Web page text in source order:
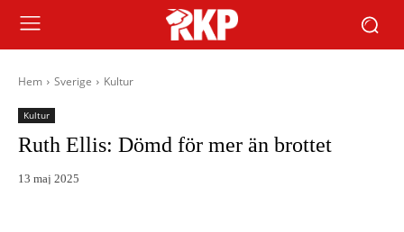
Hem Sverige Kultur
Kultur
Ruth Ellis: Dömd för mer än brottet
13 maj 2025